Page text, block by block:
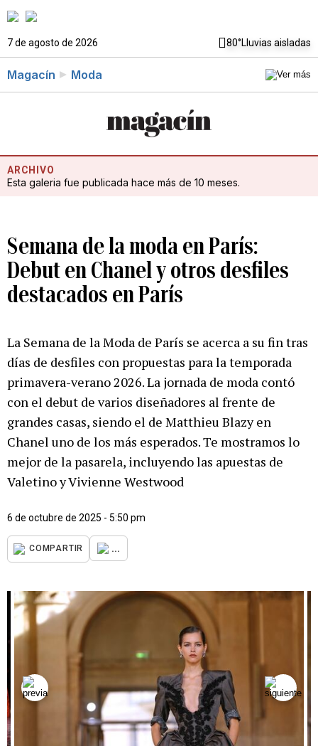
7 de agosto de 2026 80°Lluvias aisladas
Magacín Moda
ARCHIVO
Esta galeria fue publicada hace más de 10 meses.
Semana de la moda en París:
Debut en Chanel y otros desfiles
destacados en París
La Semana de la Moda de París se acerca a su fin tras
días de desfiles con propuestas para la temporada
primavera-verano 2026. La jornada de moda contó
con el debut de varios diseñadores al frente de
grandes casas, siendo el de Matthieu Blazy en
Chanel uno de los más esperados. Te mostramos lo
mejor de la pasarela, incluyendo las apuestas de
Valetino y Vivienne Westwood
6 de octubre de 2025 - 5:50 pm
COMPARTIR ...